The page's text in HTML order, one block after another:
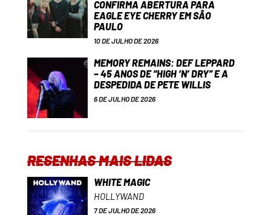
CONFIRMA ABERTURA PARA
EAGLE EYE CHERRY EM SÃO
PAULO
10 DE JULHO DE 2026
MEMORY REMAINS: DEF LEPPARD
– 45 ANOS DE “HIGH ‘N’ DRY” E A
DESPEDIDA DE PETE WILLIS
6 DE JULHO DE 2026
RESENHAS MAIS LIDAS
WHITE MAGIC
HOLLYWAND
7 DE JULHO DE 2026